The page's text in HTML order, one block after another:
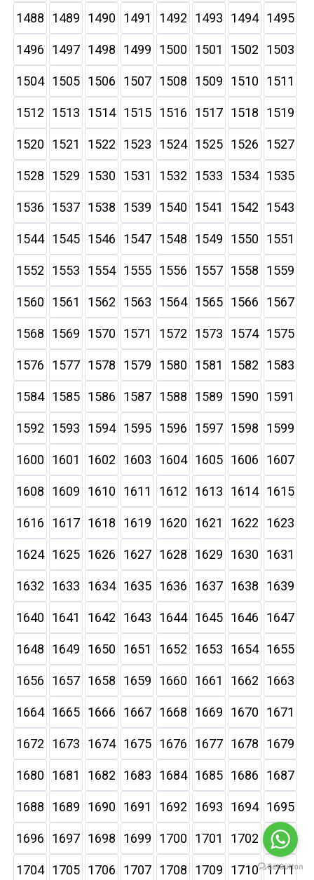
1488 1489 1490 1491 1492 1493 1494 1495
1496 1497 1498 1499 1500 1501 1502 1503
1504 1505 1506 1507 1508 1509 1510 1511
1512 1513 1514 1515 1516 1517 1518 1519
1520 1521 1522 1523 1524 1525 1526 1527
1528 1529 1530 1531 1532 1533 1534 1535
1536 1537 1538 1539 1540 1541 1542 1543
1544 1545 1546 1547 1548 1549 1550 1551
1552 1553 1554 1555 1556 1557 1558 1559
1560 1561 1562 1563 1564 1565 1566 1567
1568 1569 1570 1571 1572 1573 1574 1575
1576 1577 1578 1579 1580 1581 1582 1583
1584 1585 1586 1587 1588 1589 1590 1591
1592 1593 1594 1595 1596 1597 1598 1599
1600 1601 1602 1603 1604 1605 1606 1607
1608 1609 1610 1611 1612 1613 1614 1615
1616 1617 1618 1619 1620 1621 1622 1623
1624 1625 1626 1627 1628 1629 1630 1631
1632 1633 1634 1635 1636 1637 1638 1639
1640 1641 1642 1643 1644 1645 1646 1647
1648 1649 1650 1651 1652 1653 1654 1655
1656 1657 1658 1659 1660 1661 1662 1663
1664 1665 1666 1667 1668 1669 1670 1671
1672 1673 1674 1675 1676 1677 1678 1679
1680 1681 1682 1683 1684 1685 1686 1687
1688 1689 1690 1691 1692 1693 1694 1695
1696 1697 1698 1699 1700 1701 1702 1703
1704 1705 1706 1707 1708 1709 1710 1711